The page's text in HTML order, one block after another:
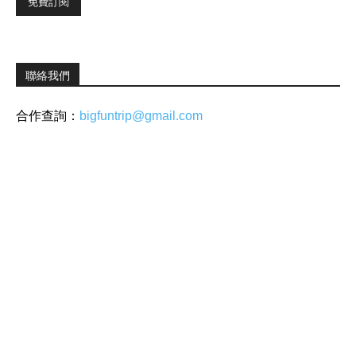
聯絡我們
合作查詢： bigfuntrip@gmail.com